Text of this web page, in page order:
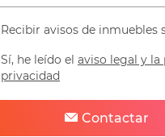
Recibir avisos de inmuebles
Sí, he leído el aviso legal y
privacidad
Contactar